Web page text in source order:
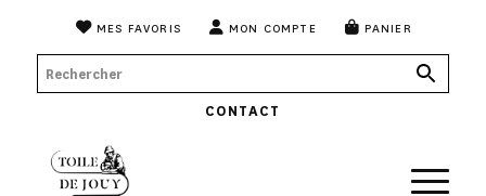
MES FAVORIS MON COMPTE PANIER
CONTACT